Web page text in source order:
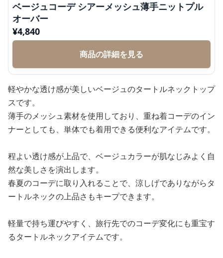
ベージュコーデ シアーメッシュ薄手ニットプル
オーバー
¥4,840
商品の詳細を見る
軽やかな透け感が美しいベージュのタートルネックトップ
スです。
薄手のメッシュ素材を使用しており、重ね着コーデのイン
ナーとしても、単体でも着用できる便利なアイテムです。
程よい透け感が上品で、ベージュカラーが肌なじみよく自
然な美しさを演出します。
春夏のコーデに取り入れることで、涼しげでありながらタ
ートルネックの上品さもキープできます。
軽量で持ち運びやすく、旅行先でのコーデ変化にも重宝す
るタートルネックアイテムです。